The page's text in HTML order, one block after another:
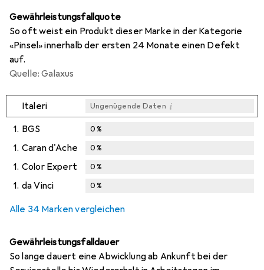
Gewährleistungsfallquote
So oft weist ein Produkt dieser Marke in der Kategorie
«Pinsel» innerhalb der ersten 24 Monate einen Defekt
auf.
Quelle: Galaxus
Italeri Ungenügende Daten i
1. BGS 0%
1. Caran d'Ache 0%
1. Color Expert 0%
1. da Vinci 0%
Alle 34 Marken vergleichen
Gewährleistungsfalldauer
So lange dauert eine Abwicklung ab Ankunft bei der